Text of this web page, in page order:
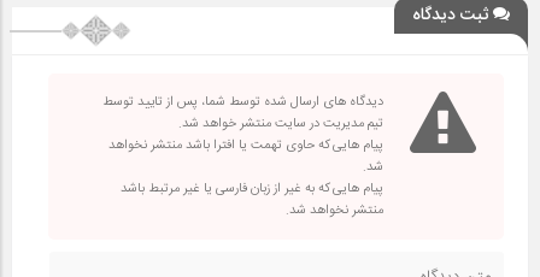
ثبت دیدگاه
دیدگاه های ارسال شده توسط شما، پس از تایید توسط
تیم مدیریت در سایت منتشر خواهد شد.
پیام هایی که حاوی تهمت یا افترا باشد منتشر نخواهد
شد.
پیام هایی که به غیر از زبان فارسی یا غیر مرتبط باشد
منتشر نخواهد شد.